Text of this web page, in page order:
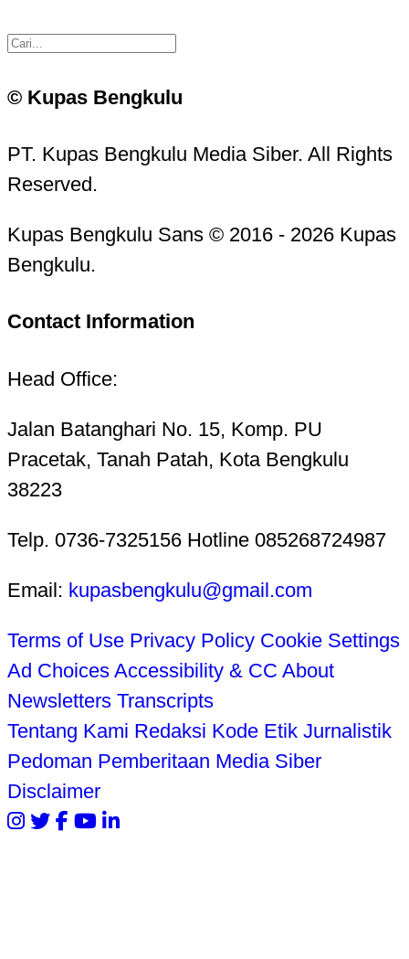
© Kupas Bengkulu
PT. Kupas Bengkulu Media Siber. All Rights
Reserved.
Kupas Bengkulu Sans © 2016 - 2026 Kupas
Bengkulu.
Contact Information
Head Office:
Jalan Batanghari No. 15, Komp. PU
Pracetak, Tanah Patah, Kota Bengkulu
38223
Telp. 0736-7325156 Hotline 085268724987
Email: kupasbengkulu@gmail.com
Terms of Use Privacy Policy Cookie Settings
Ad Choices Accessibility & CC About
Newsletters Transcripts
Tentang Kami Redaksi Kode Etik Jurnalistik
Pedoman Pemberitaan Media Siber
Disclaimer